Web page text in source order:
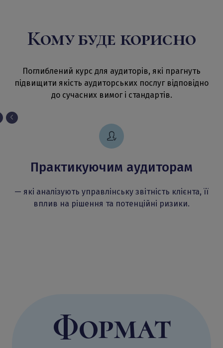
Кому буде корисно
Поглиблений курс для аудиторів, які прагнуть
підвищити якість аудиторських послуг відповідно
до сучасних вимог і стандартів.
Практикуючим аудиторам
— які аналізують управлінську звітність клієнта, її
вплив на рішення та потенційні ризики.
Формат